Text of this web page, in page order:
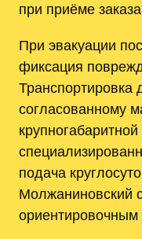
при приёме
При эвакуации
фиксация
Транспортировка
согласованному
подача
Молжаниновский